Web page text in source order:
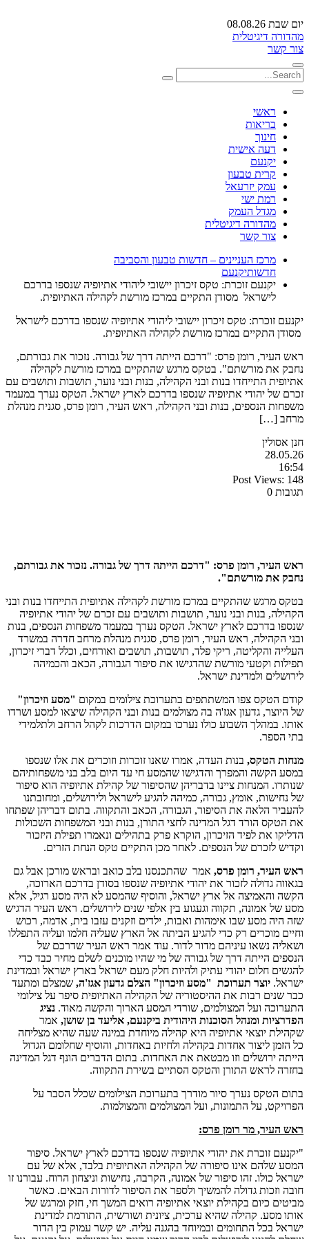
יום שבת 08.08.26
מהדורה דיגיטלית
צור קשר
ראשי
בריאות
חינוך
דעה אישית
יקנעם
קרית טבעון
עמק יזרעאל
רמת ישי
מגדל העמק
מהדורה דיגיטלית
צור קשר
מרכז העניינים – חדשות טבעון והסביבה
חדשותיקנעם
יקנעם זוכרת: טקס זיכרון יישובי ליהודי אתיופיה שנספו בדרכם
לישראל מסודן התקיים במרכז מורשת לקהילה האתיופית.
יקנעם זוכרת: טקס זיכרון יישובי ליהודי אתיופיה שנספו בדרכם לישראל
מסודן התקיים במרכז מורשת לקהילה האתיופית.
ראש העיר, רומן פרס: "דרכם הייתה דרך של גבורה. נזכור את גבורתם,
נחבק את מורשתם". בטקס מרגש שהתקיים במרכז מורשת לקהילה
אתיופית התייחדו בנות ובני הקהילה, בנות ובני נוער, תושבות ותושבים עם
זכרם של יהודי אתיופיה שנספו בדרכם לארץ ישראל. הטקס נערך במעמד
משפחות הנספים, בנות ובני הקהילה, ראש העיר, רומן פרס, סגנית מנהלת
מרחב […]
חנן אסולין
28.05.26
16:54
Post Views: 148
תגובות 0
ראש העיר, רומן פרס: "דרכם הייתה דרך של גבורה. נזכור את גבורתם,
נחבק את מורשתם".
בטקס מרגש שהתקיים במרכז מורשת לקהילה אתיופית התייחדו בנות ובני
הקהילה, בנות ובני נוער, תושבות ותושבים עם זכרם של יהודי אתיופיה
שנספו בדרכם לארץ ישראל. הטקס נערך במעמד משפחות הנספים, בנות
ובני הקהילה, ראש העיר, רומן פרס, סגנית מנהלת מרחב חדרה במשרד
העלייה והקליטה, ריקי פלד, תושבות, תושבים ואורחים, וכלל דברי זיכרון,
תפילות וקטעי מורשת שהדגישו את סיפור הגבורה, הכאב והכמיהה
לירושלים ולמדינת ישראל.
קודם הטקס צפו המשתתפים בתערוכת צילומים במקום "מסע וזיכרון"
של היוצר, גדעון אגז'ה בה מצולמים בנות ובני הקהילה שיצאו למסע ושרדו
אותו. במהלך השבוע כולו נערכו במקום הדרכות לקהל הרחב ולתלמידי
בתי הספר.
מנחות הטקס, בנות העדה, אמרו שאנו זוכרות וזוכרים את אלו שנספו
במסע הקשה והמפרך והדגישו שהמסע חי עד היום בלב בני משפחותיהם
שנותרו. המנחות ציינו בדבריהן שהסיפור של קהילת אתיופיה הוא סיפור
של נחישות, אומץ, גבורה, כמיהה להגיע לישראל ולירושלים, ומחובתנו
להעביר הלאה את הסיפור, הגבורה, הכאב והתקווה. בתום דבריהן שפתחו
את הטקס הורד דגל המדינה לחצי התורן, בנות ובני המשפחות השכולות
הדליקו את לפיד הזיכרון, הוקרא פרק בתהילים ונאמרו תפילת היזכור
וקדיש לזכרם של הנספים. לאחר מכן התקיים טקס הנחת הזרים.
ראש העיר, רומן פרס, אמר שהתכנסנו בלב כואב ובראש מורכן אבל גם
בגאווה גדולה לזכור את יהודי אתיופיה שנספו בסודן בדרכם הארוכה,
הקשה והאמיצה אל ארץ ישראל, והוסיף שהמסע לא היה מסע רגיל, אלא
מסע של אמונה, תקווה וגעגוע בין אלפי שנים לירושלים. ראש העיר הדגיש
שזה היה מסע שבו אימהות ואבות, ילדים וזקנים עזבו בית, אדמה, רכוש
וחיים מוכרים רק כדי להגיע הביתה אל הארץ שעליה חלמו ועליה התפללו
ושאליה נשאו עיניהם מדור לדור. עוד אמר ראש העיר שדרכם של
הנספים הייתה דרך של גבורה של מי שהיו מוכנים לשלם מחיר כבד כדי
להגשים חלום יהודי עתיק ולהיות חלק מעם ישראל בארץ ישראל ובמדינת
ישראל. יוצר תערוכת "מסע וזיכרון" הצלם גדעון אגז'ה, שמצלם ומתעד
כבר שנים רבות את ההיסטוריה של הקהילה האתיופית סיפר על צילומי
התערוכה ועל המצולמים, שורדי המסע הארוך והקשה מאוד. נציג
הפדרציות ומנהל הסוכנות היהודית ביקנעם, אליעד בן שושן, אמר
שקהילת יוצאי אתיופיה היא קהילה מיוחדת במינה שעה שהיא מצליחה
כל הזמן ליצור אחדות בקהילה ולחיות באחדות, והוסיף שחלומם הגדול
הייתה ירושלים וזו מבטאת את האחדות. בתום הדברים הונף דגל המדינה
בחזרה לראש התורן והטקס הסתיים בשירת התקווה.
בתום הטקס נערך סיור מודרך בתערוכת הצילומים שכלל הסבר על
הפרויקט, על התמונות, ועל המצולמים והמצולמות.
ראש העיר, מר רומן פרס:
"יקנעם זוכרת את יהודי אתיופיה שנספו בדרכם לארץ ישראל. סיפור
המסע שלהם אינו סיפורה של הקהילה האתיופית בלבד, אלא של עם
ישראל כולו. זהו סיפור של אמונה, הקרבה, נחישות וניצחון הרוח. עבורנו זו
חובה וזכות גדולה להמשיך ולספר את הסיפור לדורות הבאים. כאשר
מביטים כיום בקהילת יוצאי אתיופיה רואים המשך חי, חזק ומרגש של
אותו מסע. קהילה שהיא ערכית, ציונית ושורשית, התורמת למדינת
ישראל בכל התחומים ובמיוחד בהגנה עליה. יש קשר עמוק בין הדור